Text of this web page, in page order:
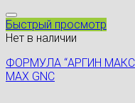
Быстрый просмотр
Нет в наличии
ФОРМУЛА “АРГИН
MAX GNC